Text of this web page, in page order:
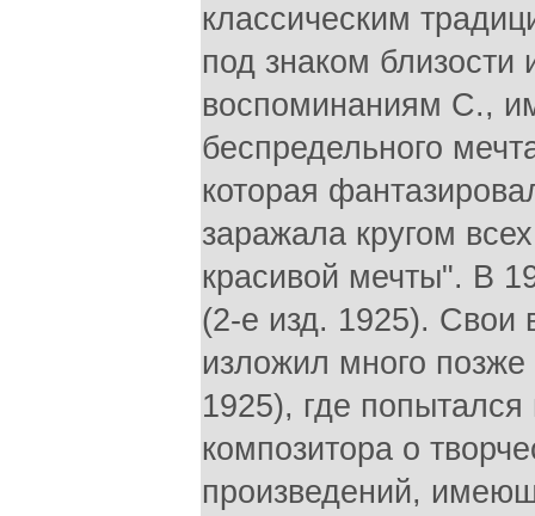
классическим
под знаком
воспоминаниям С.,
беспредельного
которая
заражала кругом
красивой мечты". В
(2-е изд. 1925). Свои
изложил много
1925), где
композитора о
произведений,